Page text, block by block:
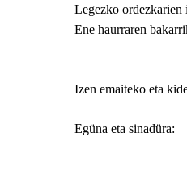
Legezko ordezkarien
Ene haurraren
Izen emaiteko eta
Egüna eta sinadüra: